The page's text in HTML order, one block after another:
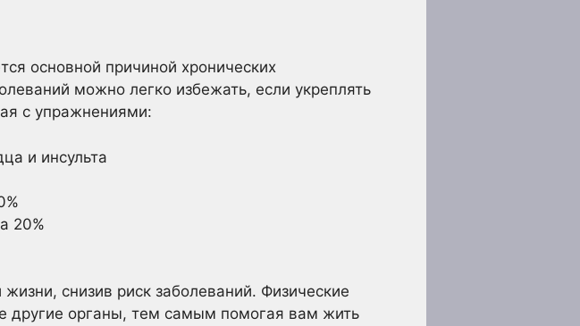
основной причиной хронических
можно легко избежать, если укреплять
с упражнениями:
и инсульта
20%
снизив риск заболеваний. Физические
другие органы, тем самым помогая вам жить